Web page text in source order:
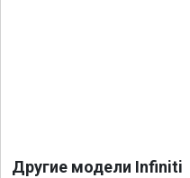
Другие модели Infiniti